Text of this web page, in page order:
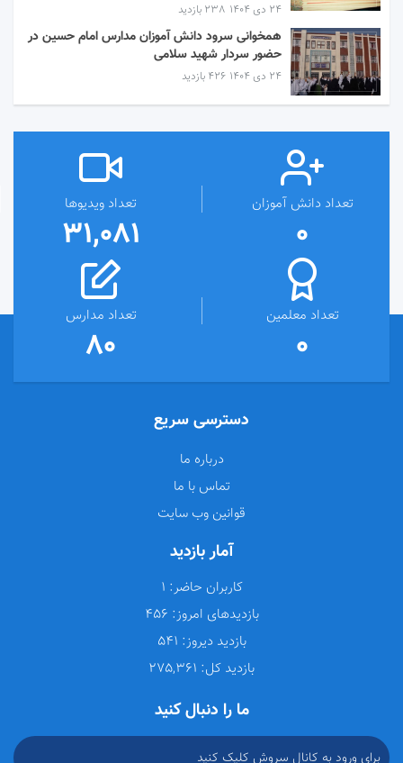
۲۴ دی ۱۴۰۴ 238 بازدید
همخوانی سرود دانش آموزان مدارس امام حسین در
حضور سردار شهید سلامی
۲۴ دی ۱۴۰۴ 426 بازدید
تعداد دانش آموزان
0
تعداد ویدیوها
31,081
تعداد معلمین
0
تعداد مدارس
80
دسترسی سریع
درباره ما
تماس با ما
قوانین وب سایت
آمار بازدید
کاربران حاضر:
بازدیدهای امروز:
بازدید دیروز:
بازدید کل:
ما را دنبال کنید
برای ورود به کانال سروش کلیک کنید